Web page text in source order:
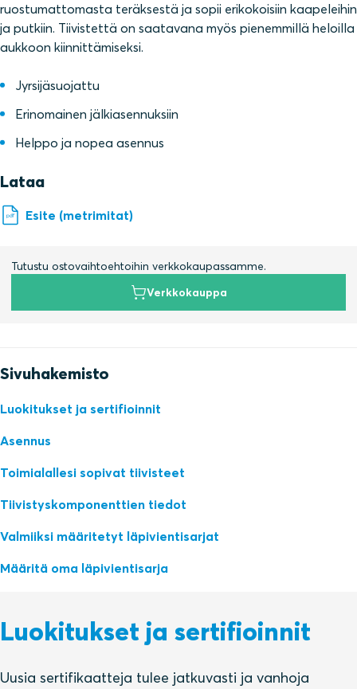
ruostumattomasta teräksestä ja sopii erikokoisiin kaapeleihin
ja putkiin. Tiivistettä on saatavana myös pienemmillä heloilla
aukkoon kiinnittämiseksi.
Jyrsijäsuojattu
Erinomainen jälkiasennuksiin
Helppo ja nopea asennus
Lataa
Esite (metrimitat)
Tutustu ostovaihtoehtoihin verkkokaupassamme.
Verkkokauppa
Sivuhakemisto
Luokitukset ja sertifioinnit
Asennus
Toimialallesi sopivat tiivisteet
Tiivistyskomponenttien tiedot
Valmiiksi määritetyt läpivientisarjat
Määritä oma läpivientisarja
Luokitukset ja sertifioinnit
Uusia sertifikaatteja tulee jatkuvasti ja vanhoja